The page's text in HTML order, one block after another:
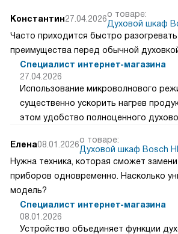
Константин27.04.2026о товаре:
Духовой шкаф
Часто приходится быстро
преимущества перед обычной
Специалист интернет-магазина
27.04.2026
Использование микроволнового
существенно ускорить нагрев
этом удобство полноценного
Елена08.01.2026о товаре:
Духовой шкаф Bosch
Нужна техника, которая сможет
приборов одновременно. Насколько
модель?
Специалист интернет-магазина
08.01.2026
Устройство объединяет функции